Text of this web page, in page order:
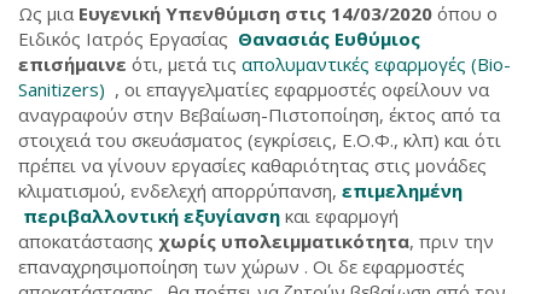
Ως μια Ευγενική Υπενθύμιση στις 14/03/2020 όπου ο
Ειδικός Ιατρός Εργασίας Θανασιάς Ευθύμιος
επισήμαινε ότι, μετά τις απολυμαντικές εφαρμογές (Bio-
Sanitizers) , οι επαγγελματίες εφαρμοστές οφείλουν να
αναγραφούν στην Βεβαίωση-Πιστοποίηση, έκτος από τα
στοιχειά του σκευάσματος (εγκρίσεις, Ε.Ο.Φ., κλπ) και ότι
πρέπει να γίνουν εργασίες καθαριότητας στις μονάδες
κλιματισμού, ενδελεχή απορρύπανση, επιμελημένη
περιβαλλοντική εξυγίανση και εφαρμογή
αποκατάστασης χωρίς υπολειμματικότητα, πριν την
επαναχρησιμοποίηση των χώρων . Οι δε εφαρμοστές